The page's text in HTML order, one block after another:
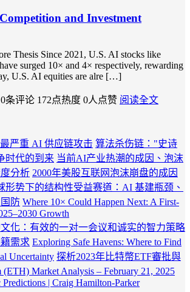
and Investment
Thesis Since 2021, U.S. AI stocks like
surged 10× and 4× respectively, rewarding
U.S. AI equities are alre […]
0条评论 172点热度 0人点赞 阅读全文
严重 AI 供应链攻击 算法杀伤链："史诗
时代的到来 当前AI产业热潮的成因、泡沫
分析 2000年美股互联网泡沫崩盘的成因
形势下的结构性受益赛道：AI 基建瓶颈、
防 Where 10× Could Happen Next: A First-
Growth
化：有效的一对一会议和诚实的智力策略
需求 Exploring Safe Havens: Where to Find
Uncertainty 探析2023年比特幣ETF審批與
(ETH) Market Analysis – February 21, 2025
| Craig Hamilton-Parker